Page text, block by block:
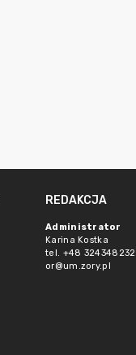
REDAKCJA
Administrator
Karina Kostka
tel. +48 324348232
or@um.zory.pl